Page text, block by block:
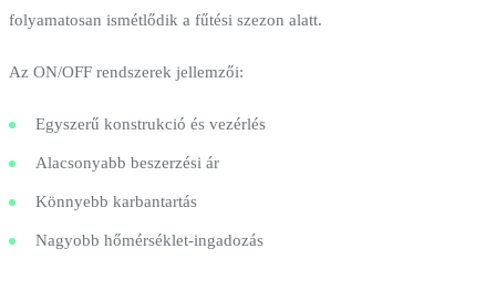
folyamatosan ismétlődik a fűtési szezon alatt.
Az ON/OFF rendszerek jellemzői:
Egyszerű konstrukció és vezérlés
Alacsonyabb beszerzési ár
Könnyebb karbantartás
Nagyobb hőmérséklet-ingadozás